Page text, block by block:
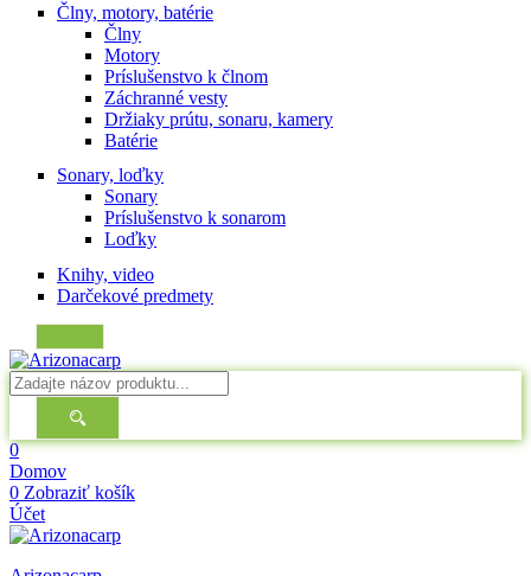
Člny, motory, batérie
Člny
Motory
Príslušenstvo k člnom
Záchranné vesty
Držiaky prútu, sonaru, kamery
Batérie
Sonary, loďky
Sonary
Príslušenstvo k sonarom
Loďky
Knihy, video
Darčekové predmety
0
Domov
0 Zobraziť košík
Účet